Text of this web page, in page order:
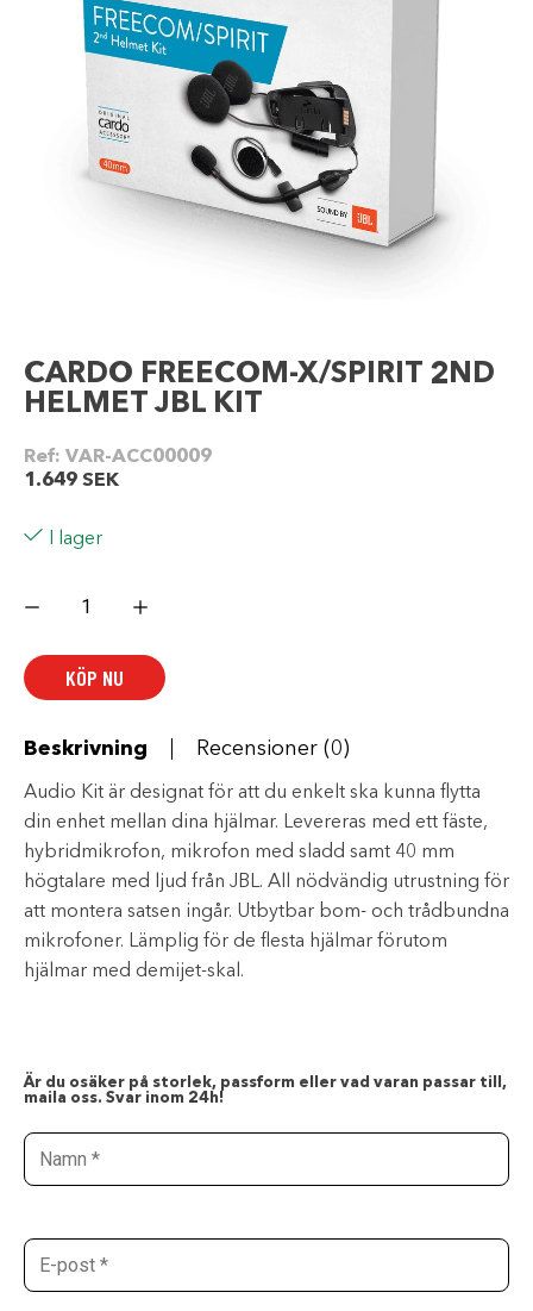
CARDO FREECOM-X/SPIRIT 2ND
HELMET JBL KIT
Ref: VAR-ACC00009
1.649 SEK
I lager
FREECOM-
HELMET
JBL
KIT
KÖP NU
Beskrivning Recensioner (0)
Audio Kit är designat för att du enkelt ska kunna flytta
din enhet mellan dina hjälmar. Levereras med ett fäste,
hybridmikrofon, mikrofon med sladd samt 40 mm
högtalare med ljud från JBL. All nödvändig utrustning för
att montera satsen ingår. Utbytbar bom- och trådbundna
mikrofoner. Lämplig för de flesta hjälmar förutom
hjälmar med demijet-skal.
Är du osäker på storlek, passform eller vad varan passar till,
maila oss. Svar inom 24h!